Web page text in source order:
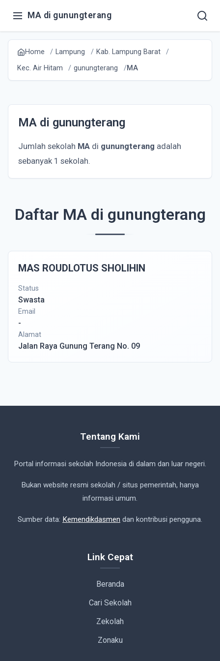
MA di gunungterang
Home Lampung
Kab. Lampung Barat
Kec. Air Hitam
gunungterang MA
MA di gunungterang
Jumlah sekolah MA di gunungterang adalah
sebanyak 1 sekolah.
Daftar MA di gunungterang
MAS ROUDLOTUS SHOLIHIN
Status
Swasta
Email
-
Alamat
Jalan Raya Gunung Terang No. 09
Tentang Kami
Portal informasi sekolah Indonesia di dalam dan luar negeri.
Bukan website resmi sekolah / situs pemerintah, hanya
informasi umum.
Sumber data: Kemendikdasmen dan kontribusi pengguna.
Link Cepat
Beranda
Cari Sekolah
Zekolah
Zonaku